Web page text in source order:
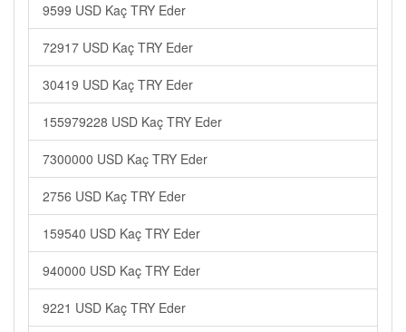
9599 USD Kaç TRY Eder
72917 USD Kaç TRY Eder
30419 USD Kaç TRY Eder
155979228 USD Kaç TRY Eder
7300000 USD Kaç TRY Eder
2756 USD Kaç TRY Eder
159540 USD Kaç TRY Eder
940000 USD Kaç TRY Eder
9221 USD Kaç TRY Eder